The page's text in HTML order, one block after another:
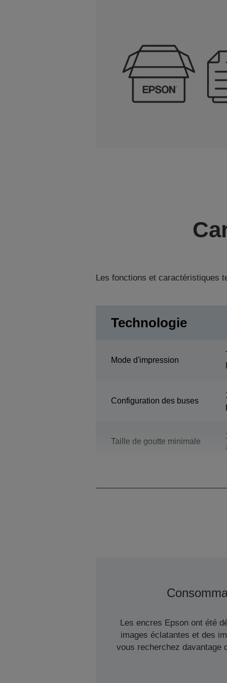
Les fonctions et caractéristiques
Technologie
Mode d'impression
Configuration des buses
Taille de goutte minimale
Les encres Epson ont été
images éclatantes et des
vous recherchez davantage